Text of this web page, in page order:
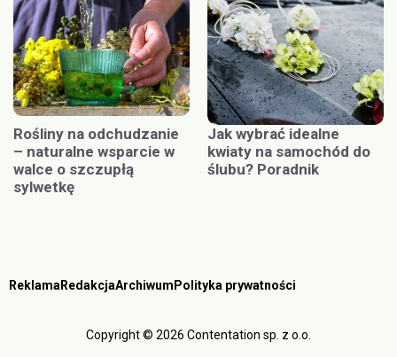
Rośliny na odchudzanie
– naturalne wsparcie w
walce o szczupłą
sylwetkę
Jak wybrać idealne
kwiaty na samochód do
ślubu? Poradnik
Reklama RedakcjaArchiwum Polityka prywatności
Copyright © 2026 Contentation sp. z o.o.